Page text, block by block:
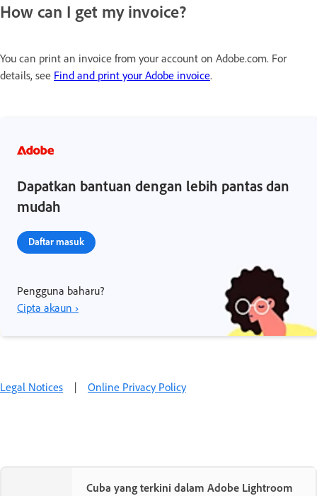
How can I get my invoice?
You can print an invoice from your account on Adobe.com. For
details, see Find and print your Adobe invoice.
Dapatkan bantuan dengan lebih pantas dan
mudah
Daftar masuk
Pengguna baharu?
Cipta akaun ›
Legal Notices | Online Privacy Policy
Cuba yang terkini dalam Adobe Lightroom